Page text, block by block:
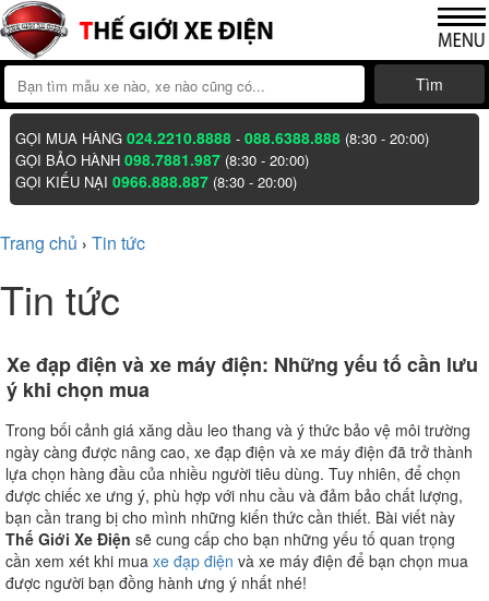
Tìm
GỌI MUA HÀNG024.2210.8888 -088.6388.888 (8:30 - 20:00)
GỌI BẢO HÀNH098.7881.987 (8:30 - 20:00)
GỌI KIẾU NẠI0966.888.887 (8:30 - 20:00)
Trang chủ › Tin tức
Tin tức
Xe đạp điện và xe máy điện: Những yếu tố cần lưu
ý khi chọn mua
Trong bối cảnh giá xăng dầu leo thang và ý thức bảo vệ môi trường
ngày càng được nâng cao, xe đạp điện và xe máy điện đã trở thành
lựa chọn hàng đầu của nhiều người tiêu dùng. Tuy nhiên, để chọn
được chiếc xe ưng ý, phù hợp với nhu cầu và đảm bảo chất lượng,
bạn cần trang bị cho mình những kiến thức cần thiết. Bài viết này
Thế Giới Xe Điện sẽ cung cấp cho bạn những yếu tố quan trọng
cần xem xét khi mua xe đạp điện và xe máy điện để bạn chọn mua
được người bạn đồng hành ưng ý nhất nhé!